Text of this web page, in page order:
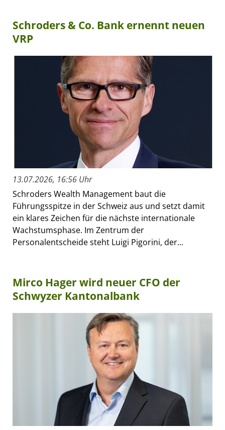
Schroders & Co. Bank ernennt neuen
VRP
13.07.2026, 16:56 Uhr
Schroders Wealth Management baut die
Führungsspitze in der Schweiz aus und setzt damit
ein klares Zeichen für die nächste internationale
Wachstumsphase. Im Zentrum der
Personalentscheide steht Luigi Pigorini, der...
Mirco Hager wird neuer CFO der
Schwyzer Kantonalbank